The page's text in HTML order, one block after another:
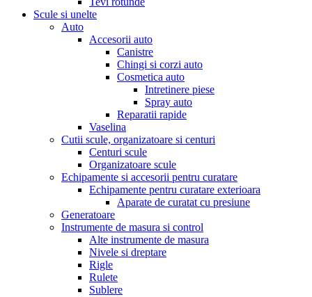
Scule si unelte
Auto
Accesorii auto
Canistre
Chingi si corzi auto
Cosmetica auto
Intretinere piese
Spray auto
Reparatii rapide
Vaselina
Cutii scule, organizatoare si centuri
Centuri scule
Organizatoare scule
Echipamente si accesorii pentru curatare
Echipamente pentru curatare exterioara
Aparate de curatat cu presiune
Generatoare
Instrumente de masura si control
Alte instrumente de masura
Nivele si dreptare
Rigle
Rulete
Sublere